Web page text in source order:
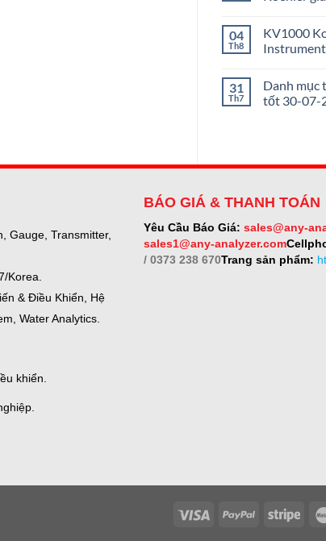
04
Th8
KV1000
31
Th7
Danh mục
tốt 30-07-
Gauge, Transmitter,
Korea.
& Điều Khiển, Hệ
Water Analytics.
BÁO GIÁ & THANH TOÁN
Yêu Cầu Báo Giá: sales@any-
sales1@any-analyzer.com
/ 0373 238 670Trang sản phẩm:
khiển.